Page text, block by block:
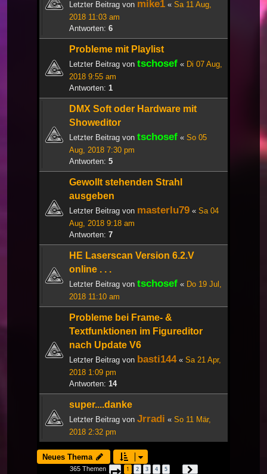
Letzter Beitrag von mike1 « Sa 11 Aug,
2018 11:03 am
Antworten: 6
Probleme mit Playlist
Letzter Beitrag von tschosef « Di 07 Aug,
2018 9:55 am
Antworten: 1
DMX Soft oder Hardware mit
Showeditor
Letzter Beitrag von tschosef « So 05
Aug, 2018 7:30 pm
Antworten: 5
Gewollt stehenden Strahl
ausgeben
Letzter Beitrag von masterlu79 « Sa 04
Aug, 2018 9:18 am
Antworten: 7
HE Laserscan Version 6.2.V
online . . .
Letzter Beitrag von tschosef « Do 19 Jul,
2018 11:10 am
Probleme bei Frame- &
Textfunktionen im Figureditor
nach Update V6
Letzter Beitrag von basti144« Sa 21 Apr,
2018 1:09 pm
Antworten: 14
super....danke
Letzter Beitrag von Jrradi « So 11 Mär,
2018 2:32 pm
Neues Thema
365 Themen Seite 1von 13
1 2 3 4 5